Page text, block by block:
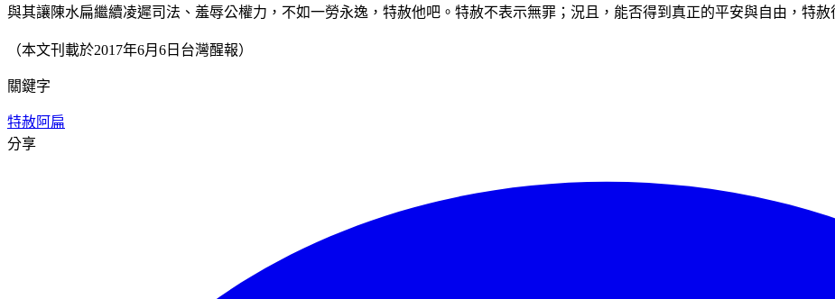
與其讓陳水扁繼續凌遲司法、羞辱公權力，不如一勞永逸，特赦他吧。特赦不表示無罪；況且，能否得到真正的平安與自由，特赦
（本文刊載於2017年6月6日台灣醒報）
關鍵字
特赦阿扁
分享